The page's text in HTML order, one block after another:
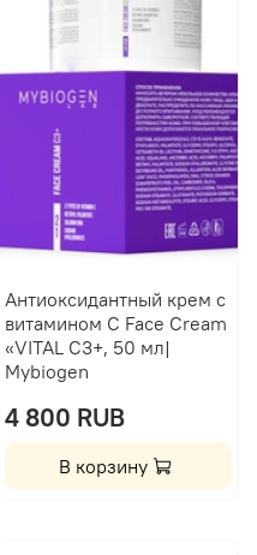
Антиоксидантный крем с
витамином C Face Cream
«VITAL С3+, 50 мл|
Mybiogen
4 800 RUB
В корзину